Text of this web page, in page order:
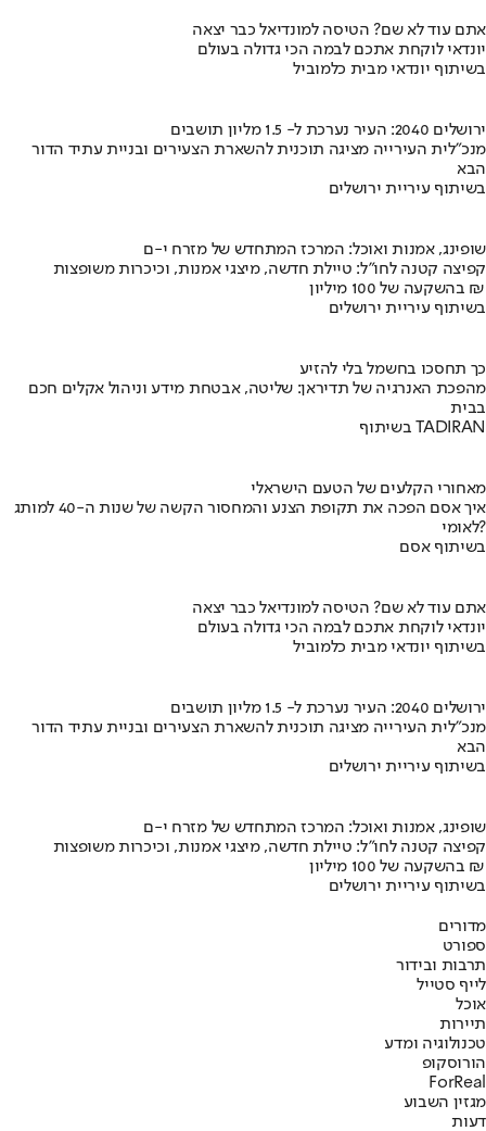
אתם עוד לא שם? הטיסה למונדיאל כבר יצאה
יונדאי לוקחת אתכם לבמה הכי גדולה בעולם
בשיתוף יונדאי מבית כלמוביל
ירושלים 2040: העיר נערכת ל- 1.5 מליון תושבים
מנכ"לית העירייה מציגה תוכנית להשארת הצעירים ובניית עתיד הדור
הבא
בשיתוף עיריית ירושלים
שופינג, אמנות ואוכל: המרכז המתחדש של מזרח י-ם
קפיצה קטנה לחו"ל: טיילת חדשה, מיצגי אמנות, וכיכרות משופצות
בהשקעה של 100 מיליון ₪
בשיתוף עיריית ירושלים
כך תחסכו בחשמל בלי להזיע
מהפכת האנרגיה של תדיראן: שליטה, אבטחת מידע וניהול אקלים חכם
בבית
בשיתוף TADIRAN
מאחורי הקלעים של הטעם הישראלי
איך אסם הפכה את תקופת הצנע והמחסור הקשה של שנות ה-40 למותג
לאומי?
בשיתוף אסם
אתם עוד לא שם? הטיסה למונדיאל כבר יצאה
יונדאי לוקחת אתכם לבמה הכי גדולה בעולם
בשיתוף יונדאי מבית כלמוביל
ירושלים 2040: העיר נערכת ל- 1.5 מליון תושבים
מנכ"לית העירייה מציגה תוכנית להשארת הצעירים ובניית עתיד הדור
הבא
בשיתוף עיריית ירושלים
שופינג, אמנות ואוכל: המרכז המתחדש של מזרח י-ם
קפיצה קטנה לחו"ל: טיילת חדשה, מיצגי אמנות, וכיכרות משופצות
בהשקעה של 100 מיליון ₪
בשיתוף עיריית ירושלים
מדורים
ספורט
תרבות ובידור
לייף סטייל
אוכל
תיירות
טכנולוגיה ומדע
הורוסקופ
ForReal
מגזין השבוע
דעות